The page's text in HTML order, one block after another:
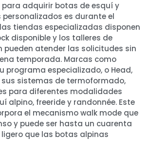
para adquirir botas de esquí y
es durante el
tiendas especializadas disponen
disponible y los talleres de
pueden atender las solicitudes sin
temporada. Marcas como
programa especializado, o Head,
sistemas de termoformado,
para diferentes modalidades
alpino, freeride y randonnée. Este
el mecanismo walk mode que
y puede ser hasta un cuarenta
que las botas alpinas